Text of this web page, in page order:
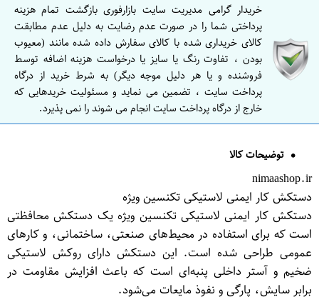
خریدار گرامی مدیریت سایت بازارفوری بازگشت تمام هزینه
پرداختی شما را در صورت عدم رضایت به دلیل عدم مطابقت
کالای خریداری شده با کالای سفارش داده شده مانند (معیوب
بودن ، تفاوت رنگ یا سایز یا درخواست هزینه اضافه توسط
فروشنده و یا هر دلیل موجه دیگر) به شرط خرید از درگاه
پرداخت سایت ، تضمین می نماید و مسئولیت خریدهایی که
خارج از درگاه پرداخت سایت انجام می شوند را نمی پذیرد.
توضیحات کالا
nimaashop.ir
دستکش کار ایمنی لاستیکی تکنسین ویژه
دستکش کار ایمنی لاستیکی تکنسین ویژه یک دستکش محافظتی
است که برای استفاده در محیط‌های صنعتی، ساختمانی، و کارهای
عمومی طراحی شده است. این دستکش دارای روکش لاستیکی
ضخیم و آستر داخلی پنبه‌ای است که باعث افزایش مقاومت در
برابر سایش، پارگی و نفوذ مایعات می‌شود.